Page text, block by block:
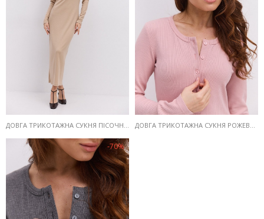
ДОВГА ТРИКОТАЖНА СУКНЯ ПІСОЧНОГО КОЛЬОРУ З ҐУДЗИКАМИ ВГОРІ ДОВГА ТРИКОТАЖНА СУКНЯ РОЖЕВА З ҐУДЗИКАМИ ВГОРІ
-70%